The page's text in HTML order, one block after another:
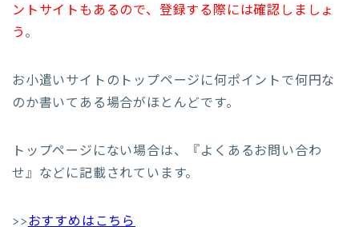
ントサイトもあるので、登録する際には確認しましょ
う。
お小遣いサイトのトップページに何ポイントで何円な
のか書いてある場合がほとんどです。
トップページにない場合は、『よくあるお問い合わ
せ』などに記載されています。
>>おすすめはこちら